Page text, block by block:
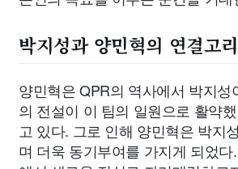
박지성과 양민혁의 연결고리
양민혁은 QPR의 역사에서 박지성
의 전설이 이 팀의 일원으로 활약
고 있다. 그로 인해 양민혁은 박지
며 더욱 동기부여를 가지게 되었